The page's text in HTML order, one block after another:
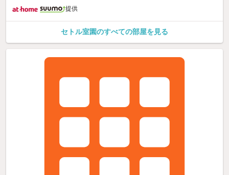
提供
セトル室園のすべての部屋を見る